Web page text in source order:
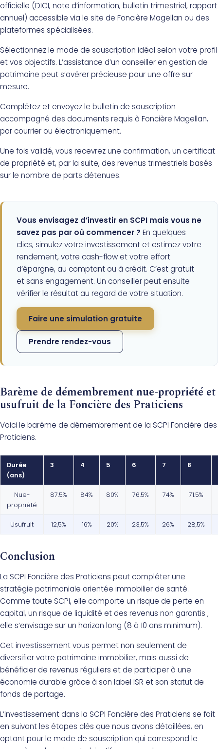
officielle (DICI, note d’information, bulletin trimestriel, rapport
annuel) accessible via le site de Foncière Magellan ou des
plateformes spécialisées.
Sélectionnez le mode de souscription idéal selon votre profil
et vos objectifs. L’assistance d’un conseiller en gestion de
patrimoine peut s’avérer précieuse pour une offre sur
mesure.
Complétez et envoyez le bulletin de souscription
accompagné des documents requis à Foncière Magellan,
par courrier ou électroniquement.
Une fois validé, vous recevrez une confirmation, un certificat
de propriété et, par la suite, des revenus trimestriels basés
sur le nombre de parts détenues.
Vous envisagez d’investir en SCPI mais vous ne
savez pas par où commencer ? En quelques
clics, simulez votre investissement et estimez votre
rendement, votre cash-flow et votre effort
d’épargne, au comptant ou à crédit. C’est gratuit
et sans engagement. Un conseiller peut ensuite
vérifier le résultat au regard de votre situation.
Faire une simulation gratuite
Prendre rendez-vous
Barème de démembrement nue-propriété et
usufruit de la Foncière des Praticiens
Voici le barème de démembrement de la SCPI Foncière des
Praticiens.
Durée
(ans)
3 4 5 6 7 8
Nue-
propriété
87.5% 84% 80% 76.5% 74% 71.5%
Usufruit 12,5% 16% 20% 23,5% 26% 28,5%
Conclusion
La SCPI Foncière des Praticiens peut compléter une
stratégie patrimoniale orientée immobilier de santé.
Comme toute SCPI, elle comporte un risque de perte en
capital, un risque de liquidité et des revenus non garantis ;
elle s’envisage sur un horizon long (8 à 10 ans minimum).
Cet investissement vous permet non seulement de
diversifier votre patrimoine immobilier, mais aussi de
bénéficier de revenus réguliers et de participer à une
économie durable grâce à son label ISR et son statut de
fonds de partage.
L’investissement dans la SCPI Foncière des Praticiens se fait
en suivant les étapes clés que nous avons détaillées, en
optant pour le mode de souscription qui correspond le